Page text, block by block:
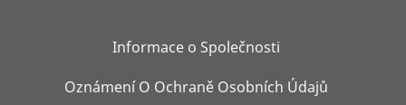
Informace o Společnosti
Oznámení O Ochraně Osobních Údajů